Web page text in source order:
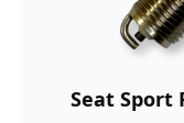
Seat Sport